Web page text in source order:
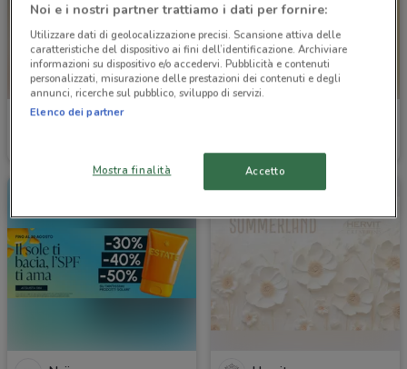
Bricoio
Noi e i nostri partner trattiamo i dati per fornire:
Utilizzare dati di geolocalizzazione precisi. Scansione attiva delle
caratteristiche del dispositivo ai fini dell’identificazione. Archiviare
informazioni su dispositivo e/o accedervi. Pubblicità e contenuti
personalizzati, misurazione delle prestazioni dei contenuti e degli
annunci, ricerche sul pubblico, sviluppo di servizi.
Elenco dei partner
Mostra finalità Accetto